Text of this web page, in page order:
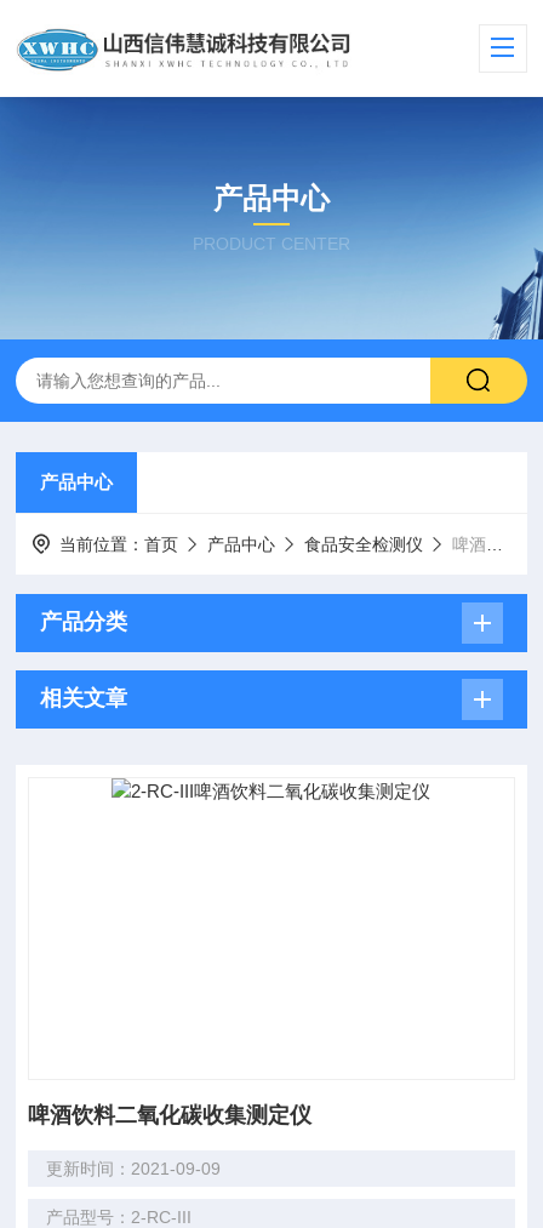
产品中心
PRODUCT CENTER
产品中心
当前位置：首页 产品中心 食品安全检测仪 啤酒饮料检测仪
产品分类
相关文章
啤酒饮料二氧化碳收集测定仪
更新时间：2021-09-09
产品型号：2-RC-III